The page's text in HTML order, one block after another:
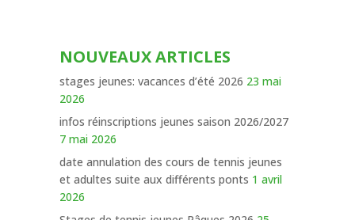
NOUVEAUX ARTICLES
stages jeunes: vacances d’été 2026 23 mai
2026
infos réinscriptions jeunes saison 2026/2027
7 mai 2026
date annulation des cours de tennis jeunes
et adultes suite aux différents ponts 1 avril
2026